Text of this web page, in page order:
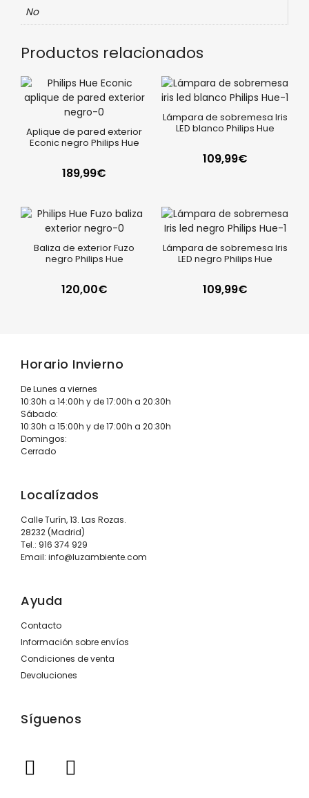
No
Productos relacionados
Aplique de pared exterior
Econic negro Philips Hue
189,99€
Lámpara de sobremesa Iris
LED blanco Philips Hue
109,99€
Baliza de exterior Fuzo
negro Philips Hue
120,00€
Lámpara de sobremesa Iris
LED negro Philips Hue
109,99€
Horario Invierno
De Lunes a viernes
10:30h a 14:00h y de 17:00h a 20:30h
Sábado:
10:30h a 15:00h y de 17:00h a 20:30h
Domingos:
Cerrado
Localízados
Calle Turín, 13. Las Rozas.
28232 (Madrid)
Tel.: 916 374 929
Email: info@luzambiente.com
Ayuda
Contacto
Información sobre envíos
Condiciones de venta
Devoluciones
Síguenos